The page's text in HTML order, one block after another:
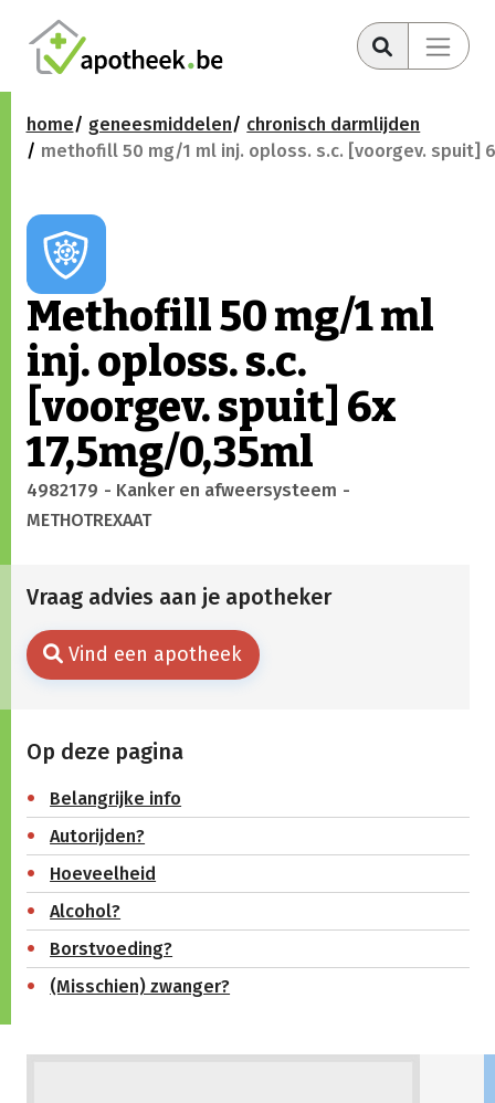
home geneesmiddelen
chronisch darmlijden
methofill 50 mg/1 ml inj. oploss. s.c. [voorgev. spuit]
Methofill 50 mg/1 ml
inj. oploss. s.c.
[voorgev. spuit] 6x
17,5mg/0,35ml
4982179 - Kanker en afweersysteem -
METHOTREXAAT
Vraag advies aan je apotheker
Vind een apotheek
Op deze pagina
Belangrijke info
Autorijden?
Hoeveelheid
Alcohol?
Borstvoeding?
(Misschien) zwanger?